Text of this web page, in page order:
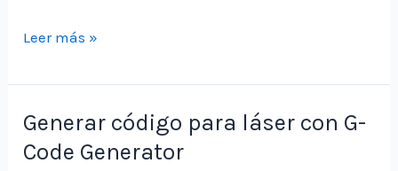
Guia
grabado
laser
utilizando
laserweb
Leer más »
Generar código para láser con G-
Code Generator